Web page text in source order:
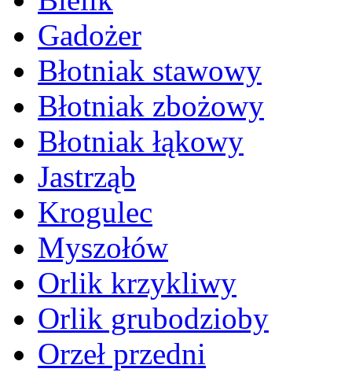
Gadożer
Błotniak stawowy
Błotniak zbożowy
Błotniak łąkowy
Jastrząb
Krogulec
Myszołów
Orlik krzykliwy
Orlik grubodzioby
Orzeł przedni